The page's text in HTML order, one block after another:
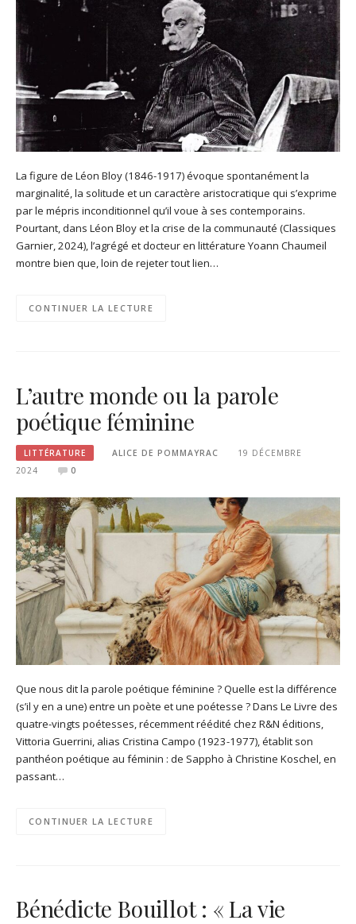
La figure de Léon Bloy (1846-1917) évoque spontanément la
marginalité, la solitude et un caractère aristocratique qui s’exprime
par le mépris inconditionnel qu’il voue à ses contemporains.
Pourtant, dans Léon Bloy et la crise de la communauté (Classiques
Garnier, 2024), l’agrégé et docteur en littérature Yoann Chaumeil
montre bien que, loin de rejeter tout lien…
CONTINUER LA LECTURE
L’autre monde ou la parole
poétique féminine
LITTÉRATURE ALICE DE POMMAYRAC
19 DÉCEMBRE
2024
0
Que nous dit la parole poétique féminine ? Quelle est la différence
(s’il y en a une) entre un poète et une poétesse ? Dans Le Livre des
quatre-vingts poétesses, récemment réédité chez R&N éditions,
Vittoria Guerrini, alias Cristina Campo (1923-1977), établit son
panthéon poétique au féminin : de Sappho à Christine Koschel, en
passant…
CONTINUER LA LECTURE
Bénédicte Bouillot : « La vie